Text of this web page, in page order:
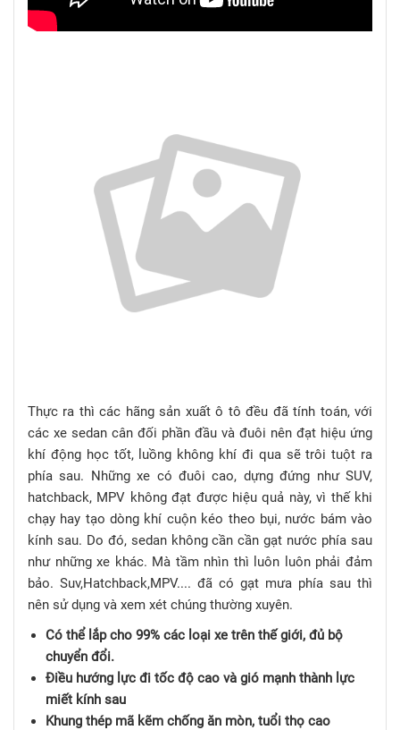
Thực ra thì các hãng sản xuất ô tô đều đã tính toán, với
các xe sedan cân đối phần đầu và đuôi nên đạt hiệu ứng
khí động học tốt, luồng không khí đi qua sẽ trôi tuột ra
phía sau. Những xe có đuôi cao, dựng đứng như SUV,
hatchback, MPV không đạt được hiệu quả này, vì thế khi
chạy hay tạo dòng khí cuộn kéo theo bụi, nước bám vào
kính sau. Do đó, sedan không cần cần gạt nước phía sau
như những xe khác. Mà tầm nhìn thì luôn luôn phải đảm
bảo. Suv,Hatchback,MPV.... đã có gạt mưa phía sau thì
nên sử dụng và xem xét chúng thường xuyên.
Có thể lắp cho 99% các loại xe trên thế giới, đủ bộ
chuyển đổi.
Điều hướng lực đi tốc độ cao và gió mạnh thành lực
miết kính sau
Khung thép mã kẽm chống ăn mòn, tuổi thọ cao